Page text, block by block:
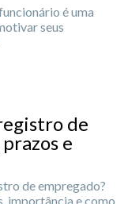
é uma
seus
de
e
de empregado?
importância e como